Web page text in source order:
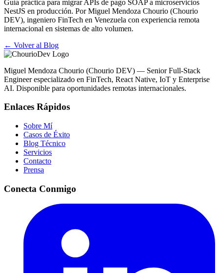
Guía práctica para migrar APIs de pago SOAP a microservicios
NestJS en producción. Por Miguel Mendoza Chourio (Chourio
DEV), ingeniero FinTech en Venezuela con experiencia remota
internacional en sistemas de alto volumen.
← Volver al Blog
Miguel Mendoza Chourio (Chourio DEV) — Senior Full-Stack
Engineer especializado en FinTech, React Native, IoT y Enterprise
AI. Disponible para oportunidades remotas internacionales.
Enlaces Rápidos
Sobre Mí
Casos de Éxito
Blog Técnico
Servicios
Contacto
Prensa
Conecta Conmigo